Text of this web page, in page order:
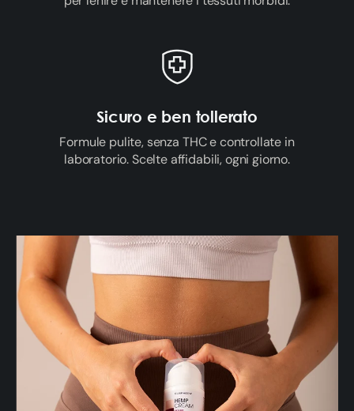
Sicuro e ben tollerato
Formule pulite, senza THC e controllate in
laboratorio. Scelte affidabili, ogni giorno.